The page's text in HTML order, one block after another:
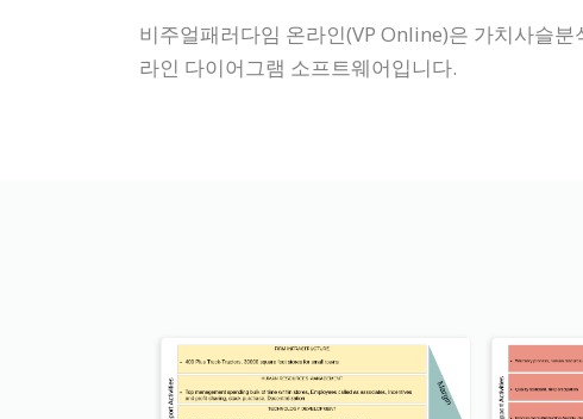
비주얼패러다임 온라인(VP Online)은 가치사슬
라인 다이어그램 소프트웨어입니다.